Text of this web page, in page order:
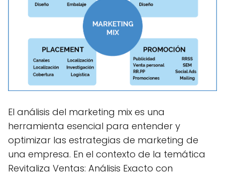
El análisis del marketing mix es una
herramienta esencial para entender y
optimizar las estrategias de marketing de
una empresa. En el contexto de la temática
Revitaliza Ventas: Análisis Exacto con